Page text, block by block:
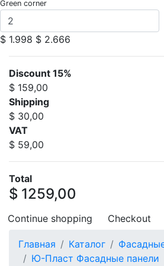
Green corner
$ 1.998 $ 2.666
Discount 15%
$ 159,00
Shipping
$ 30,00
VAT
$ 59,00
Total
$ 1259,00
Continue shopping Checkout
Главная Каталог
Ю-Пласт Фасадные панели